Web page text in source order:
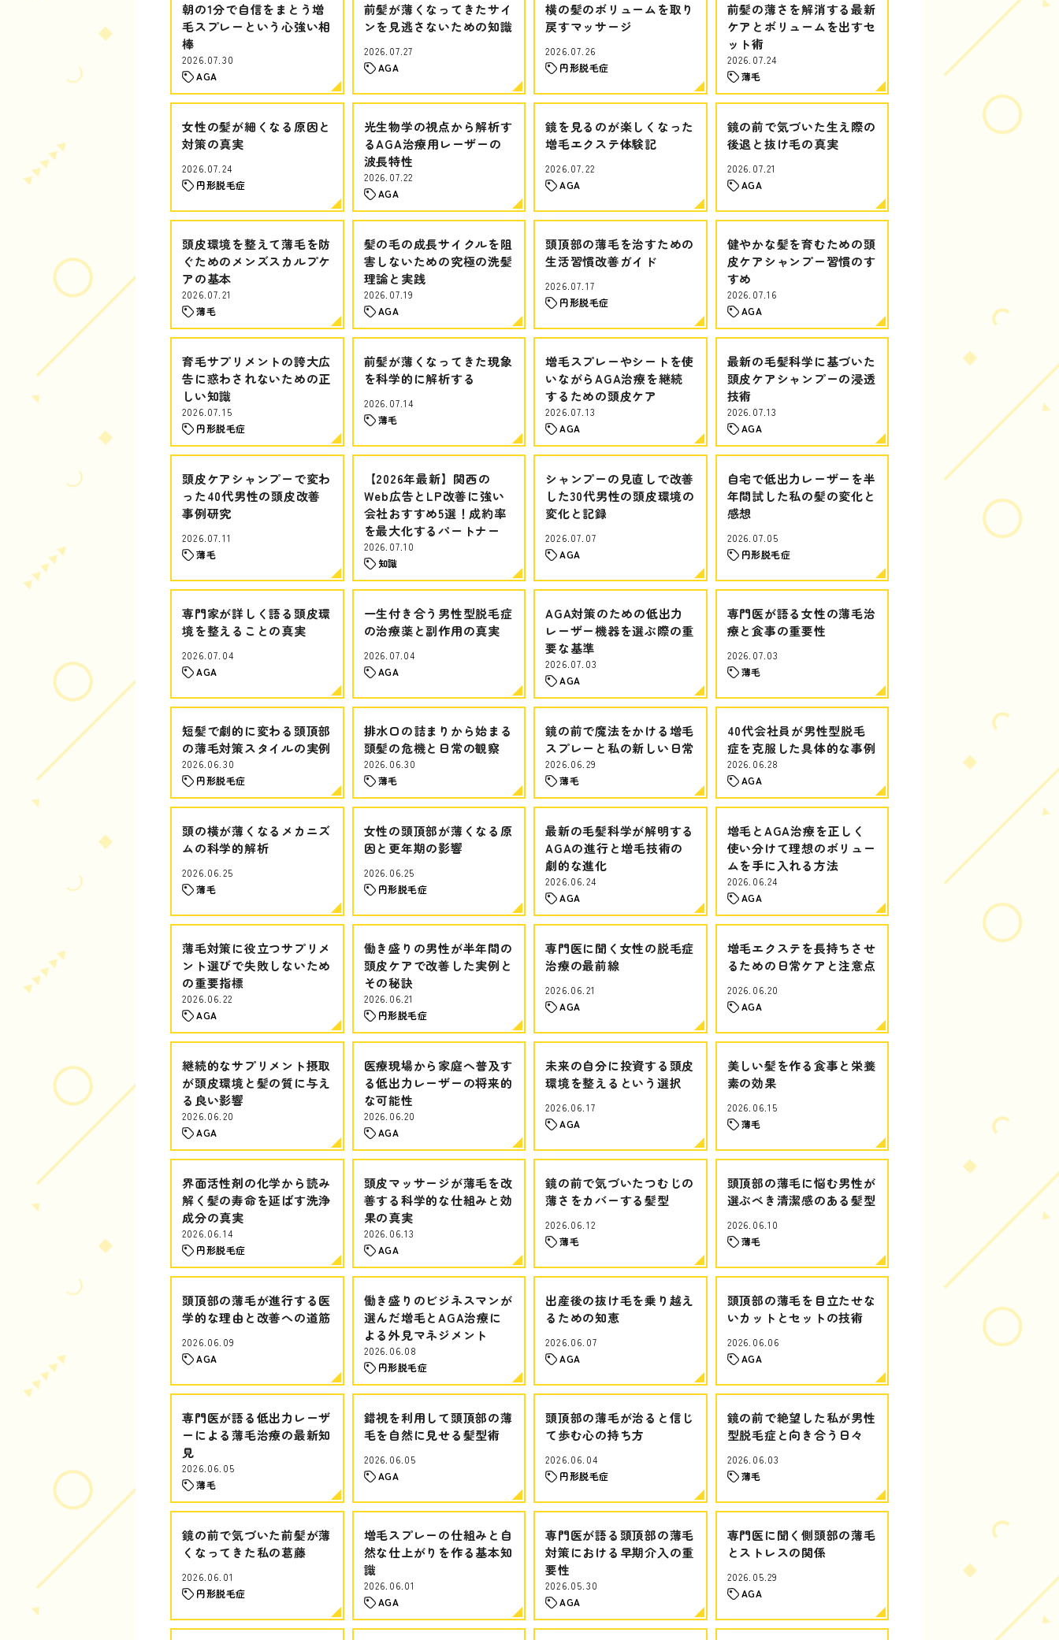
朝の1分で自信をまとう増
毛スプレーという心強い相
棒
2026.07.30
AGA
前髪が薄くなってきたサイ
ンを見逃さないための知識
2026.07.27
AGA
横の髪のボリュームを取り
戻すマッサージ
2026.07.26
円形脱毛症
前髪の薄さを解消する最新
ケアとボリュームを出すセ
ット術
2026.07.24
薄毛
女性の髪が細くなる原因と
対策の真実
2026.07.24
円形脱毛症
光生物学の視点から解析す
るAGA治療用レーザーの
波長特性
2026.07.22
AGA
鏡を見るのが楽しくなった
増毛エクステ体験記
2026.07.22
AGA
鏡の前で気づいた生え際の
後退と抜け毛の真実
2026.07.21
AGA
頭皮環境を整えて薄毛を防
ぐためのメンズスカルプケ
アの基本
2026.07.21
薄毛
髪の毛の成長サイクルを阻
害しないための究極の洗髪
理論と実践
2026.07.19
AGA
頭頂部の薄毛を治すための
生活習慣改善ガイド
2026.07.17
円形脱毛症
健やかな髪を育むための頭
皮ケアシャンプー習慣のす
すめ
2026.07.16
AGA
育毛サプリメントの誇大広
告に惑わされないための正
しい知識
2026.07.15
円形脱毛症
前髪が薄くなってきた現象
を科学的に解析する
2026.07.14
薄毛
増毛スプレーやシートを使
いながらAGA治療を継続
するための頭皮ケア
2026.07.13
AGA
最新の毛髪科学に基づいた
頭皮ケアシャンプーの浸透
技術
2026.07.13
AGA
頭皮ケアシャンプーで変わ
った40代男性の頭皮改善
事例研究
2026.07.11
薄毛
【2026年最新】関西の
Web広告とLP改善に強い
会社おすすめ5選！成約率
を最大化するパートナー
2026.07.10
知識
シャンプーの見直しで改善
した30代男性の頭皮環境の
変化と記録
2026.07.07
AGA
自宅で低出力レーザーを半
年間試した私の髪の変化と
感想
2026.07.05
円形脱毛症
専門家が詳しく語る頭皮環
境を整えることの真実
2026.07.04
AGA
一生付き合う男性型脱毛症
の治療薬と副作用の真実
2026.07.04
AGA
AGA対策のための低出力
レーザー機器を選ぶ際の重
要な基準
2026.07.03
AGA
専門医が語る女性の薄毛治
療と食事の重要性
2026.07.03
薄毛
短髪で劇的に変わる頭頂部
の薄毛対策スタイルの実例
2026.06.30
円形脱毛症
排水口の詰まりから始まる
頭髪の危機と日常の観察
2026.06.30
薄毛
鏡の前で魔法をかける増毛
スプレーと私の新しい日常
2026.06.29
薄毛
40代会社員が男性型脱毛
症を克服した具体的な事例
2026.06.28
AGA
頭の横が薄くなるメカニズ
ムの科学的解析
2026.06.25
薄毛
女性の頭頂部が薄くなる原
因と更年期の影響
2026.06.25
円形脱毛症
最新の毛髪科学が解明する
AGAの進行と増毛技術の
劇的な進化
2026.06.24
AGA
増毛とAGA治療を正しく
使い分けて理想のボリュー
ムを手に入れる方法
2026.06.24
AGA
薄毛対策に役立つサプリメ
ント選びで失敗しないため
の重要指標
2026.06.22
AGA
働き盛りの男性が半年間の
頭皮ケアで改善した実例と
その秘訣
2026.06.21
円形脱毛症
専門医に聞く女性の脱毛症
治療の最前線
2026.06.21
AGA
増毛エクステを長持ちさせ
るための日常ケアと注意点
2026.06.20
AGA
継続的なサプリメント摂取
が頭皮環境と髪の質に与え
る良い影響
2026.06.20
AGA
医療現場から家庭へ普及す
る低出力レーザーの将来的
な可能性
2026.06.20
AGA
未来の自分に投資する頭皮
環境を整えるという選択
2026.06.17
AGA
美しい髪を作る食事と栄養
素の効果
2026.06.15
薄毛
界面活性剤の化学から読み
解く髪の寿命を延ばす洗浄
成分の真実
2026.06.14
円形脱毛症
頭皮マッサージが薄毛を改
善する科学的な仕組みと効
果の真実
2026.06.13
AGA
鏡の前で気づいたつむじの
薄さをカバーする髪型
2026.06.12
薄毛
頭頂部の薄毛に悩む男性が
選ぶべき清潔感のある髪型
2026.06.10
薄毛
頭頂部の薄毛が進行する医
学的な理由と改善への道筋
2026.06.09
AGA
働き盛りのビジネスマンが
選んだ増毛とAGA治療に
よる外見マネジメント
2026.06.08
円形脱毛症
出産後の抜け毛を乗り越え
るための知恵
2026.06.07
AGA
頭頂部の薄毛を目立たせな
いカットとセットの技術
2026.06.06
AGA
専門医が語る低出力レーザ
ーによる薄毛治療の最新知
見
2026.06.05
薄毛
錯視を利用して頭頂部の薄
毛を自然に見せる髪型術
2026.06.05
AGA
頭頂部の薄毛が治ると信じ
て歩む心の持ち方
2026.06.04
円形脱毛症
鏡の前で絶望した私が男性
型脱毛症と向き合う日々
2026.06.03
薄毛
鏡の前で気づいた前髪が薄
くなってきた私の葛藤
2026.06.01
円形脱毛症
増毛スプレーの仕組みと自
然な仕上がりを作る基本知
識
2026.06.01
AGA
専門医が語る頭頂部の薄毛
対策における早期介入の重
要性
2026.05.30
AGA
専門医に聞く側頭部の薄毛
とストレスの関係
2026.05.29
AGA